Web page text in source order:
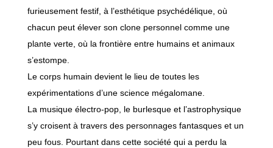
furieusement festif, à l’esthétique psychédélique, où
chacun peut élever son clone personnel comme une
plante verte, où la frontière entre humains et animaux
s’estompe.
Le corps humain devient le lieu de toutes les
expérimentations d’une science mégalomane.
La musique électro-pop, le burlesque et l’astrophysique
s’y croisent à travers des personnages fantasques et un
peu fous. Pourtant dans cette société qui a perdu la